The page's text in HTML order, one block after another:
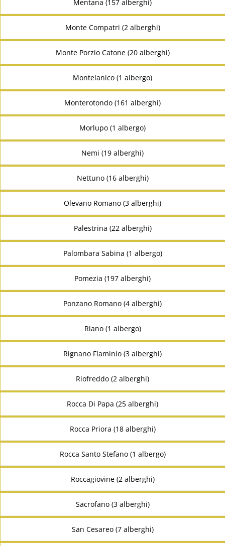
Mentana (157 alberghi)
Monte Compatri (2 alberghi)
Monte Porzio Catone (20 alberghi)
Montelanico (1 albergo)
Monterotondo (161 alberghi)
Morlupo (1 albergo)
Nemi (19 alberghi)
Nettuno (16 alberghi)
Olevano Romano (3 alberghi)
Palestrina (22 alberghi)
Palombara Sabina (1 albergo)
Pomezia (197 alberghi)
Ponzano Romano (4 alberghi)
Riano (1 albergo)
Rignano Flaminio (3 alberghi)
Riofreddo (2 alberghi)
Rocca Di Papa (25 alberghi)
Rocca Priora (18 alberghi)
Rocca Santo Stefano (1 albergo)
Roccagiovine (2 alberghi)
Sacrofano (3 alberghi)
San Cesareo (7 alberghi)